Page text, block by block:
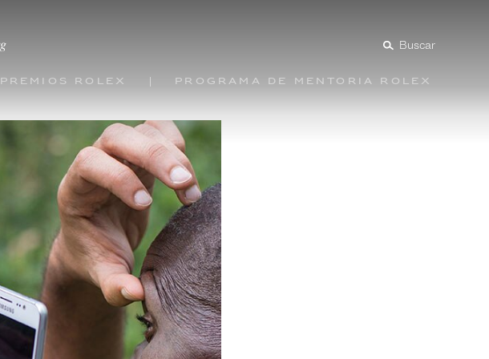
Buscar
Premios Rolex Programa de mentoría Rolex